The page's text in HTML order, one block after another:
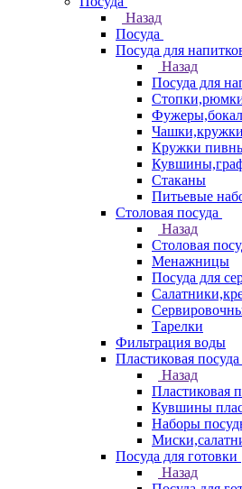
Назад
Посуда
Посуда для
Назад
Посуда для
Чашки,кружки
Кружки
Стаканы
Питьевые
Столовая посуда
Назад
Столовая
Менажницы
Посуда для
Тарелки
Фильтрация воды
Пластиковая посуда
Назад
Пластиковая
Кувшины
Наборы
Посуда для готовки
Назад